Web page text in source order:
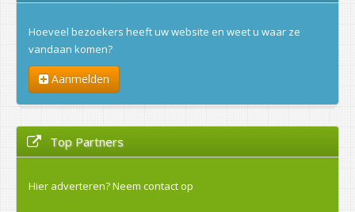
Hoeveel bezoekers heeft uw website en weet u waar ze
vandaan komen?
Aanmelden
Top Partners
Hier adverteren?Neem contact op